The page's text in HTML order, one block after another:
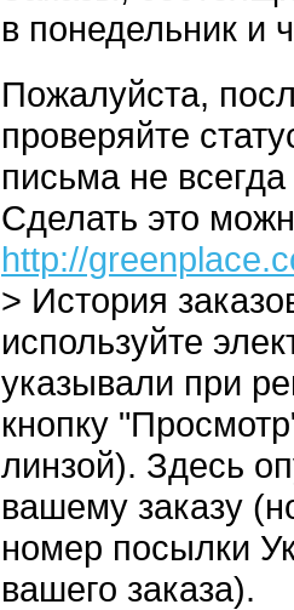
в понедельник и
Пожалуйста,
проверяйте
письма не
Сделать это
http://
> История
используйте
указывали при
кнопку
линзой). Здесь
вашему заказу
номер посылки
вашего заказа).